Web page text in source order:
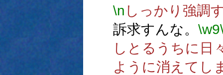
\n しっかり強調
訴求すんな。 \w9
しとるうちに日
ように消えてし